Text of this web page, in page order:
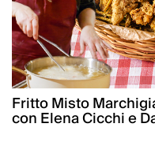
Fritto Misto
con Elena Cicchi e